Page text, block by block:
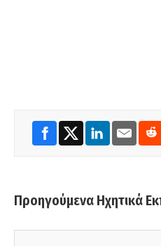
Προηγούμενα Ηχητικά